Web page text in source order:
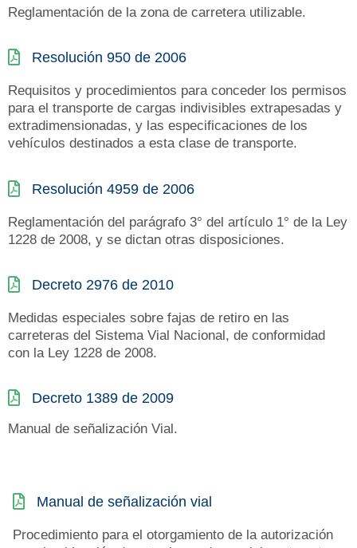
Reglamentación de la zona de carretera utilizable.
Resolución 950 de 2006
Requisitos y procedimientos para conceder los permisos
para el transporte de cargas indivisibles extrapesadas y
extradimensionadas, y las especificaciones de los
vehículos destinados a esta clase de transporte.
Resolución 4959 de 2006
Reglamentación del parágrafo 3° del artículo 1° de la Ley
1228 de 2008, y se dictan otras disposiciones.
Decreto 2976 de 2010
Medidas especiales sobre fajas de retiro en las
carreteras del Sistema Vial Nacional, de conformidad
con la Ley 1228 de 2008.
Decreto 1389 de 2009
Manual de señalización Vial.
Manual de señalización vial
Procedimiento para el otorgamiento de la autorización